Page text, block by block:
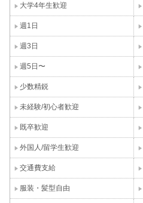
大学4年生歓迎
週1日
週3日
週5日〜
少数精鋭
未経験/初心者歓迎
既卒歓迎
外国人/留学生歓迎
交通費支給
服装・髪型自由